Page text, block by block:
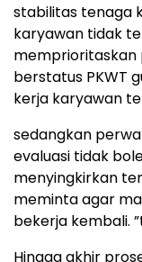
stabilitas tenaga
karyawan tidak
memprioritaskan
berstatus PKWT
kerja karyawan
sedangkan
evaluasi tidak
menyingkirkan
meminta agar
bekerja kembali.
Hingga akhir